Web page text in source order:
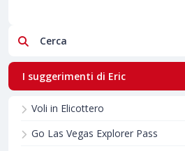
Cerca
I suggerimenti di Eric
Voli in Elicottero
Go Las Vegas Explorer Pass